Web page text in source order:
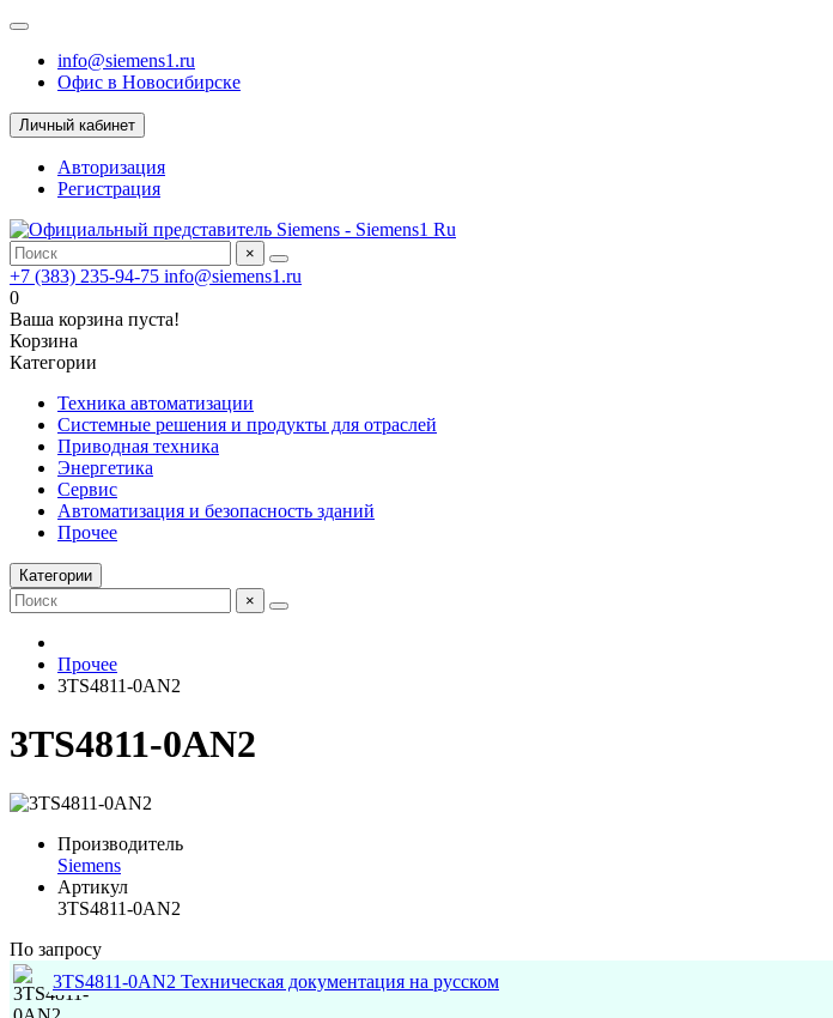
info@siemens1.ru
Офис в Новосибирске
Личный кабинет
Авторизация
Регистрация
×
+7 (383) 235-94-75 info@siemens1.ru
0
Ваша корзина пуста!
Корзина
Категории
Техника автоматизации
Системные решения и продукты для отраслей
Приводная техника
Энергетика
Сервис
Автоматизация и безопасность зданий
Прочее
Категории
×
Прочее
3TS4811-0AN2
3TS4811-0AN2
Производитель
Siemens
Артикул
3TS4811-0AN2
По запросу
3TS4811-0AN2 Техническая документация на русском